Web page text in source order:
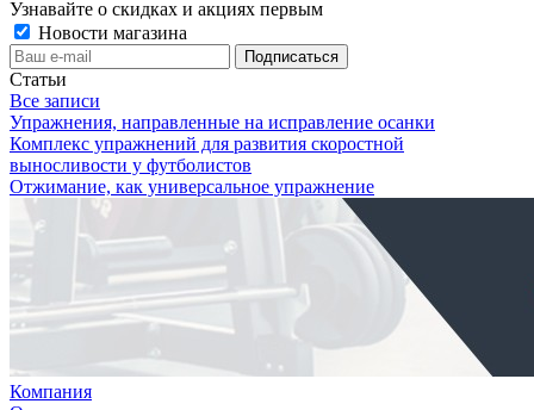
Узнавайте о скидках и акциях первым
Новости магазина
Статьи
Все записи
Упражнения, направленные на исправление осанки
Комплекс упражнений для развития скоростной
выносливости у футболистов
Отжимание, как универсальное упражнение
Компания